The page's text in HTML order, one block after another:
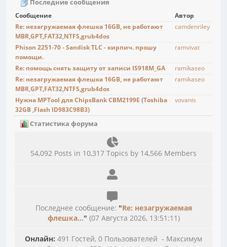
Последние сообщения
Сообщение
Автор
Re: незагружаемая флешка 16GB, не работают
MBR,GPT,FAT32,NTFS,grub4dos
camdenriley
Phison 2251-70 - Sandisk TLC - кирпич. прошу
помощи.
ramvivat
Re: помощь снять защиту от записи IS918M_GA
ramikaseo
Re: незагружаемая флешка 16GB, не работают
MBR,GPT,FAT32,NTFS,grub4dos
ramikaseo
Нужна MPTool для ChipsBank CBM2199E (Toshiba
32GB ,Flash ID983C98B3)
vovanis
Статистика форума
54,092 Posts in 10,317 Topics by 14,566 Members
Последнее сообщение: "Re: незагружаемая
флешка..." (07 Августа 2026, 13:51:11)
Онлайн: 491 Гостей, 0 Пользователей - Максимум